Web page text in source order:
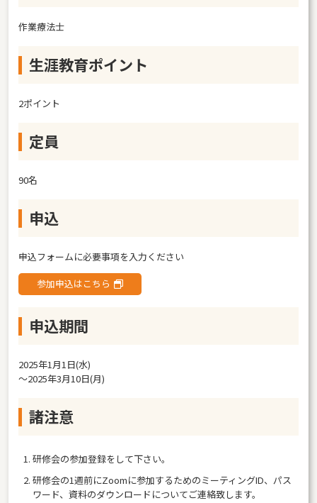
作業療法士
生涯教育ポイント
2ポイント
定員
90名
申込
申込フォームに必要事項を入力ください
参加申込はこちら
申込期間
2025年1月1日(水)
〜2025年3月10日(月)
諸注意
研修会の参加登録をして下さい。
研修会の1週前にZoomに参加するためのミーティングID、パス
ワード、資料のダウンロードについてご連絡致します。